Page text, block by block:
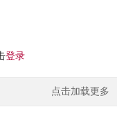
登录
点击加载更多